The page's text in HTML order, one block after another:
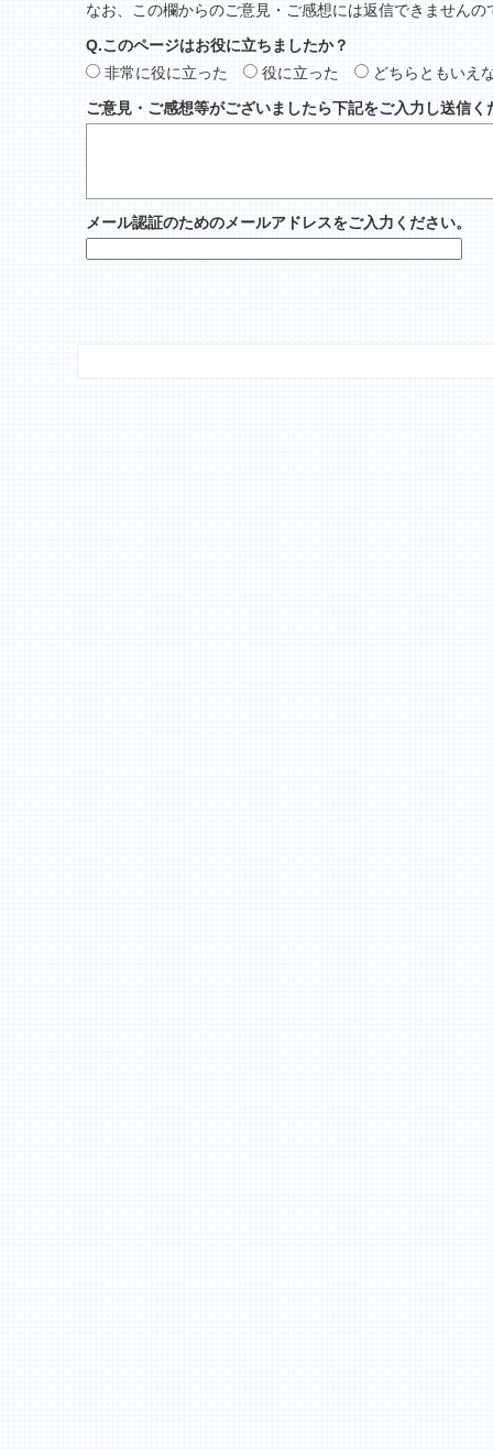
なお、この欄からのご意見・ご感想には返信できませんの
Q.このページはお役に立ちましたか？
非常に役に立った
役に立った
どちらともいえ
ご意見・ご感想等がございましたら下記をご入力し送信く
メール認証のためのメールアドレスをご入力ください。